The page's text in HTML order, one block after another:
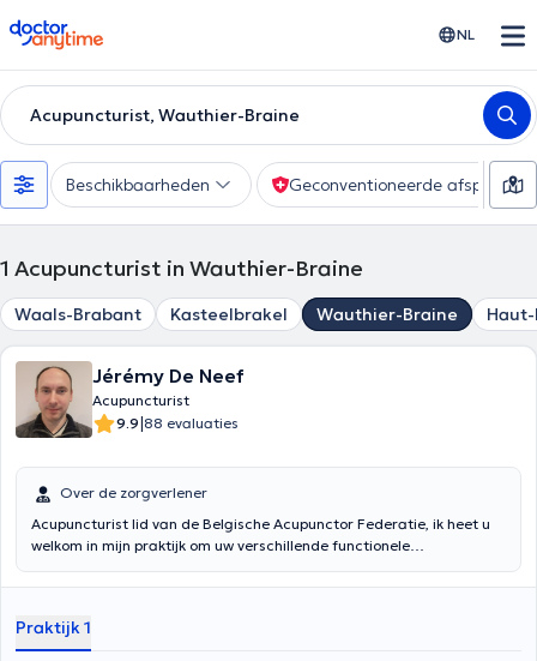
doctoranytime NL
Acupuncturist, Wauthier-Braine
Beschikbaarheden Geconventioneerde afspraak
1 Acupuncturist in Wauthier-Braine
Waals-Brabant Kasteelbrakel Wauthier-Braine
Jérémy De Neef
Acupuncturist
9.9|88 evaluaties
Over de zorgverlener
Acupuncturist lid van de Belgische Acupunctor Federatie, ik heet u
welkom in mijn praktijk om uw verschillende functionele
afgestudeerd aan het Institut Supérieur Enseignement Infirmier
Chinoises sinds 2012.
Praktijk 1